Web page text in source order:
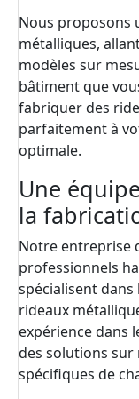
Nous proposons
métalliques,
modèles sur
bâtiment que
fabriquer des
parfaitement à
optimale.
Une
la
Notre entreprise
professionnels
spécialisent
rideaux
expérience dans
des solutions
spécifiques de